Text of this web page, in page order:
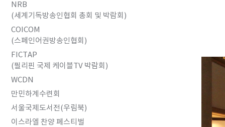
NRB
(세계기독방송인협회 총회 및 박람회)
COICOM
(스페인어권방송인협회)
FICTAP
(필리핀 국제 케이블TV 박람회)
WCDN
만민하계수련회
서울국제도서전(우림북)
이스라엘 찬양 페스티벌